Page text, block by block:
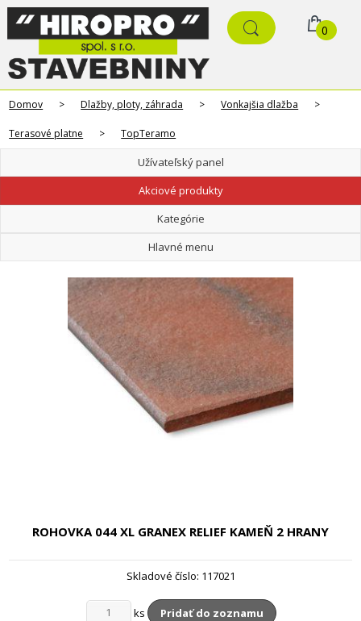
0
Domov > Dlažby, ploty, záhrada > Vonkajšia dlažba >
Terasové platne > TopTeramo
Užívateľský panel
Akciové produkty
Kategórie
Hlavné menu
ROHOVKA 044 XL GRANEX RELIEF KAMEŇ 2 HRANY
Skladové číslo: 117021
ks Pridať do zoznamu